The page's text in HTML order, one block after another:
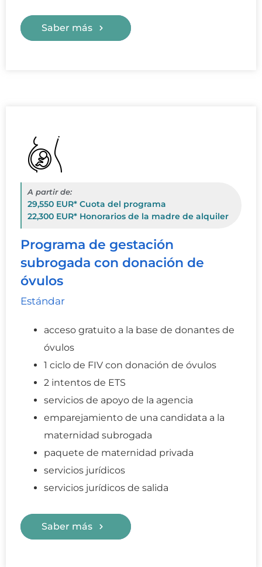
Saber más
A partir de:
29,550 EUR* Cuota del programa
22,300 EUR* Honorarios de la madre de alquiler
Programa de gestación
subrogada con donación de
óvulos
Estándar
acceso gratuito a la base de donantes de
óvulos
1 ciclo de FIV con donación de óvulos
2 intentos de ETS
servicios de apoyo de la agencia
emparejamiento de una candidata a la
maternidad subrogada
paquete de maternidad privada
servicios jurídicos
servicios jurídicos de salida
Saber más